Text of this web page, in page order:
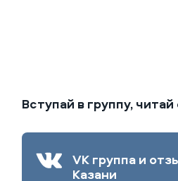
Вступай в группу,
VK группа и
Казани